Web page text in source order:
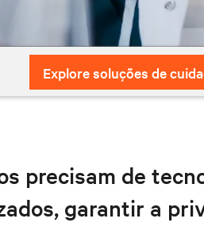
Explore soluções de
precisam de
garantir a